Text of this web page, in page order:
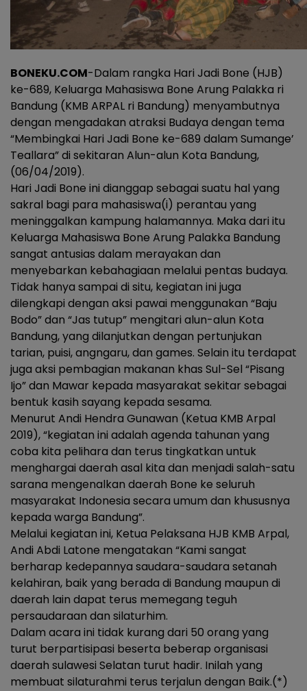
BONEKU.COM-Dalam rangka Hari Jadi Bone (HJB)
ke-689, Keluarga Mahasiswa Bone Arung Palakka ri
Bandung (KMB ARPAL ri Bandung) menyambutnya
dengan mengadakan atraksi Budaya dengan tema
“Membingkai Hari Jadi Bone ke-689 dalam Sumange’
Teallara” di sekitaran Alun-alun Kota Bandung,
(06/04/2019).
Hari Jadi Bone ini dianggap sebagai suatu hal yang
sakral bagi para mahasiswa(i) perantau yang
meninggalkan kampung halamannya. Maka dari itu
Keluarga Mahasiswa Bone Arung Palakka Bandung
sangat antusias dalam merayakan dan
menyebarkan kebahagiaan melalui pentas budaya.
Tidak hanya sampai di situ, kegiatan ini juga
dilengkapi dengan aksi pawai menggunakan “Baju
Bodo” dan “Jas tutup” mengitari alun-alun Kota
Bandung, yang dilanjutkan dengan pertunjukan
tarian, puisi, angngaru, dan games. Selain itu terdapat
juga aksi pembagian makanan khas Sul-Sel “Pisang
Ijo” dan Mawar kepada masyarakat sekitar sebagai
bentuk kasih sayang kepada sesama.
Menurut Andi Hendra Gunawan (Ketua KMB Arpal
2019), “kegiatan ini adalah agenda tahunan yang
coba kita pelihara dan terus tingkatkan untuk
menghargai daerah asal kita dan menjadi salah-satu
sarana mengenalkan daerah Bone ke seluruh
masyarakat Indonesia secara umum dan khususnya
kepada warga Bandung”.
Melalui kegiatan ini, Ketua Pelaksana HJB KMB Arpal,
Andi Abdi Latone mengatakan “Kami sangat
berharap kedepannya saudara-saudara setanah
kelahiran, baik yang berada di Bandung maupun di
daerah lain dapat terus memegang teguh
persaudaraan dan silaturhim.
Dalam acara ini tidak kurang dari 50 orang yang
turut berpartisipasi beserta beberap organisasi
daerah sulawesi Selatan turut hadir. Inilah yang
membuat silaturahmi terus terjalun dengan Baik.(*)